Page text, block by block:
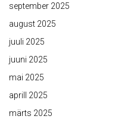
september 2025
august 2025
juuli 2025
juuni 2025
mai 2025
aprill 2025
märts 2025